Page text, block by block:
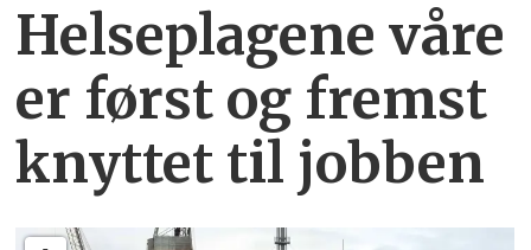
Helseplagene våre
er først og fremst
knyttet til jobben